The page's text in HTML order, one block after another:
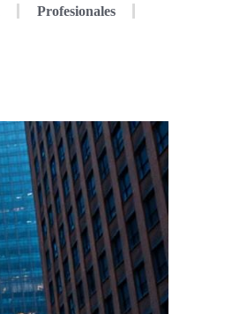
Profesionales